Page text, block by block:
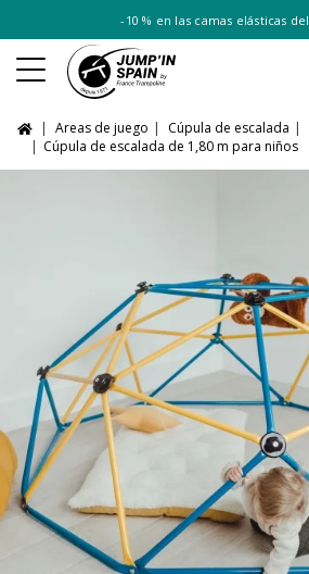
-10 % en las camas elásticas del
Areas de juego Cúpula de escalada
Cúpula de escalada de 1,80 m para niños